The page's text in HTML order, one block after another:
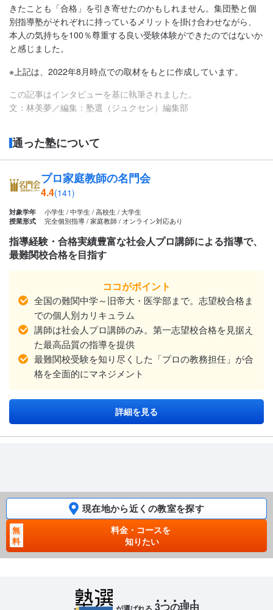
きたことも「合格」を引き寄せたのかもしれません。集団塾と個
別指導塾がそれぞれに持っているメリットを掛け合わせながら、
本人の気持ちを100％尊重する良い受験体験ができたのではないか
と感じました。
※上記は、2022年8月時点での取材をもとに作成しています。
この記事はインタビューを基に執筆されました。
文：林美夢／編集：塾選（ジュクセン）編集部
通った塾について
プロ家庭教師の名門会
4.4(141)
対象学年 小学生 / 中学生 / 高校生 / 大学生
授業形式 完全個別指導 / 家庭教師 / オンライン対応あり
指導経験・合格実績豊富な社会人プロ講師による指導で、
最難関校合格を目指す
ココがポイント
全国の難関中学～旧帝大・医学部まで。志望校合格ま
での個人別カリキュラム
講師は社会人プロ講師のみ。第一志望校合格を見据え
た最高品質の指導を提供
最難関校受験を知り尽くした「プロの教務担任」が合
格を全面的にマネジメント
詳細を見る
現在地から近くの教室を探す
無
料
料金・コースを
知りたい
3つの理由